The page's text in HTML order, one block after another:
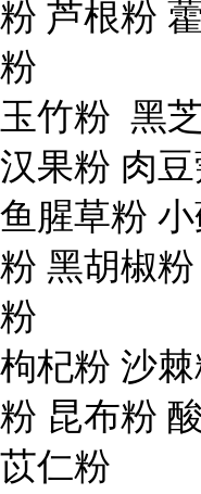
粉 芦根粉
粉
玉竹粉 黑
汉果粉 肉
鱼腥草粉
粉 黑胡椒
粉
枸杞粉 沙
粉 昆布粉
苡仁粉